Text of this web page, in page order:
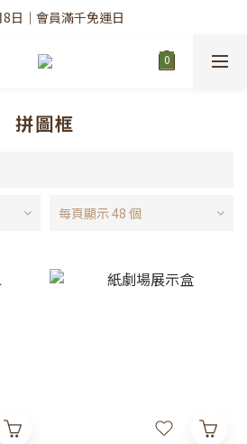
請務必填寫「真實姓名」
8日｜會員滿千免運日
請務必填寫「真實姓名」
拼圖框
每頁顯示 48 個